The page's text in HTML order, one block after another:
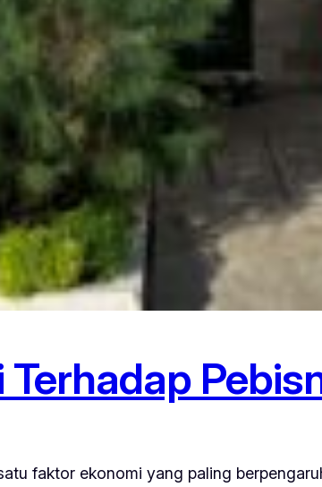
faktor ekonomi yang paling